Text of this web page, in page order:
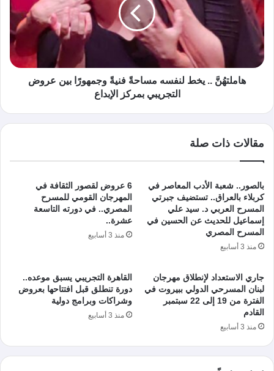
هاملتهُنَّ .. يخط لنفسه مساحةً فنيةً وجمهورًا بين عروض
التجريبي بمركز الإبداع
مقالات ذات صلة
بالصور.. شعبة الأدب المعاصر في
كربلاء بالعراق.. تستضيف جبرتي
المسرح العربي د. سيد علي
إسماعيل للحديث عن الحسين في
المسرح المصري
منذ 3 أسابيع
6 عروض لقصور الثقافة في
المهرجان القومي للمسرح
المصري.. في دورته التاسعة
عشرة..
منذ 3 أسابيع
جاري الاستعداد لإنطلاق مهرجان
لبنان المسرحي الدولي ببيروت في
الفترة من 19 إلى 22 سبتمبر
القادم
منذ 3 أسابيع
القاهرة التجريبي يسبق موعده..
دورة تنطلق قبل افتتاحها بعروض
وشراكات وبرامج دولية
منذ 3 أسابيع